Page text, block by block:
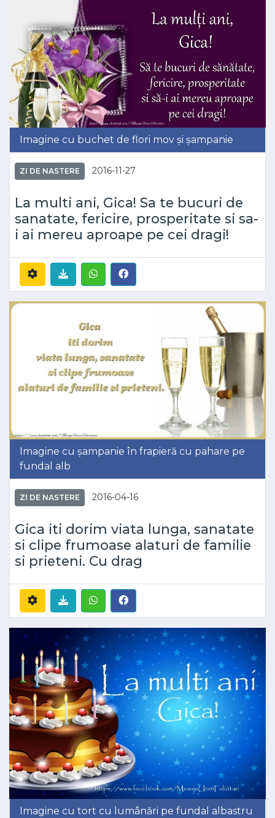
Imagine cu buchet de flori mov și șampanie
ZI DE NASTERE 2016-11-27
La multi ani, Gica! Sa te bucuri de
sanatate, fericire, prosperitate si sa-
i ai mereu aproape pe cei dragi!
Imagine cu șampanie în frapieră cu pahare pe
fundal alb
ZI DE NASTERE 2016-04-16
Gica iti dorim viata lunga, sanatate
si clipe frumoase alaturi de familie
si prieteni. Cu drag
Imagine cu tort cu lumânări pe fundal albastru